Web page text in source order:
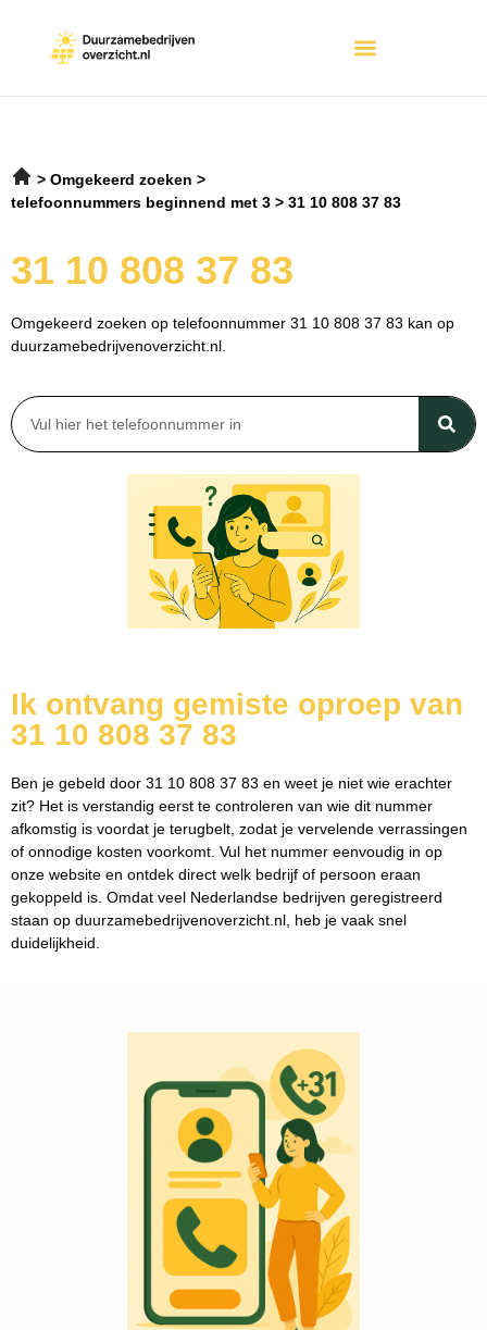
Omgekeerd zoeken
telefoonnummers beginnend met 3
31 10 808 37 83
31 10 808 37 83
Omgekeerd zoeken op telefoonnummer 31 10 808 37 83 kan op
duurzamebedrijvenoverzicht.nl.
Ik ontvang gemiste oproep van
31 10 808 37 83
Ben je gebeld door 31 10 808 37 83 en weet je niet wie erachter
zit? Het is verstandig eerst te controleren van wie dit nummer
afkomstig is voordat je terugbelt, zodat je vervelende verrassingen
of onnodige kosten voorkomt. Vul het nummer eenvoudig in op
onze website en ontdek direct welk bedrijf of persoon eraan
gekoppeld is. Omdat veel Nederlandse bedrijven geregistreerd
staan op duurzamebedrijvenoverzicht.nl, heb je vaak snel
duidelijkheid.